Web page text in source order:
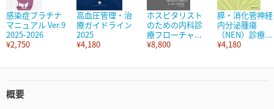
感染症プラチナ
マニュアル Ver.9
2025-2026
¥2,750
高血圧管理・治
療ガイドライン
2025
¥4,180
ホスピタリスト
のための内科診
療フローチャ...
¥8,800
膵・消化管神経
内分泌腫瘍
（NEN）診療...
¥4,180
概要